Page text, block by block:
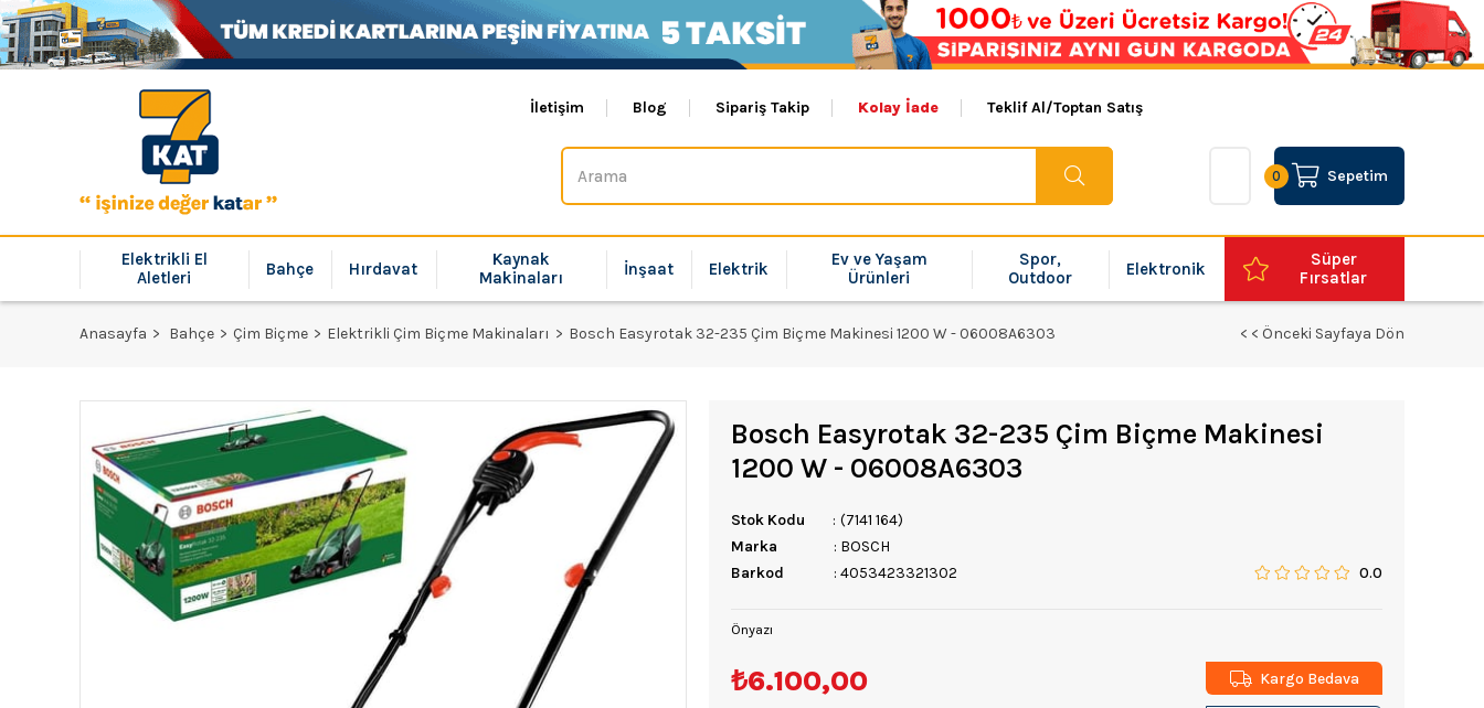
İletişim Blog Sipariş Takip Kolay İade Teklif Al/Toptan Satış
Sepetim
0
Elektrikli El
Aletleri
Bahçe Hırdavat
Kaynak
Makinaları
İnşaat Elektrik
Ev ve Yaşam
Ürünleri
Spor,
Outdoor
Elektronik
Süper
Fırsatlar
Anasayfa Bahçe Çim Biçme Elektrikli Çim Biçme Makinaları Bosch Easyrotak 32-235 Çim Biçme Makinesi 1200 W - 06008A6303 < < Önceki Sayfaya Dön
Bosch Easyrotak 32-235 Çim Biçme Makinesi
1200 W - 06008A6303
Stok Kodu
(7141 164)
Marka
: BOSCH
Barkod
: 4053423321302 0.0
Önyazı
₺6.100,00 Kargo Bedava